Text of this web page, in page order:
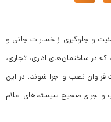
و جلوگیری از خسارات جانی و
در ساختمان‌های اداری، تجاری،
فراوان نصب و اجرا شوند. در این
و اجرای صحیح سیستم‌های اعلام